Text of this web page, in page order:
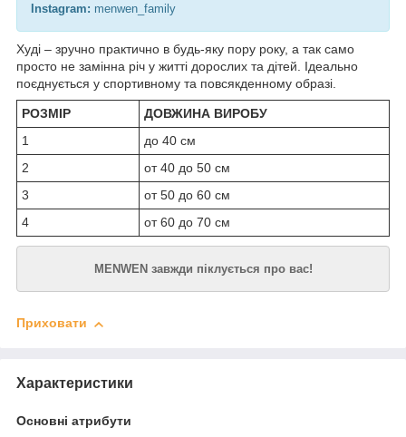
Instagram: menwen_family
Худі – зручно практично в будь-яку пору року, а так само
просто не замінна річ у житті дорослих та дітей. Ідеально
поєднується у спортивному та повсякденному образі.
РОЗМІР
ДОВЖИНА ВИРОБУ
1
до 40 см
2
от 40 до 50 см
3
от 50 до 60 см
4
от 60 до 70 см
MENWEN завжди піклується про вас!
Приховати
Характеристики
Основні атрибути